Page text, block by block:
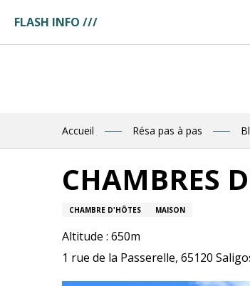
contenu
FLASH INFO ///
Accueil Résa pas à pas
CHAMBRES
CHAMBRE D'HÔTES MAISON
Altitude : 650m
1 rue de la Passerelle, 65120